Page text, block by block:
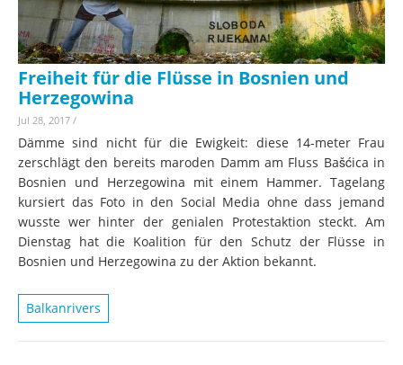
Freiheit für die Flüsse in Bosnien und
Herzegowina
Jul 28, 2017 /
Dämme sind nicht für die Ewigkeit: diese 14-meter Frau
zerschlägt den bereits maroden Damm am Fluss Bašćica in
Bosnien und Herzegowina mit einem Hammer. Tagelang
kursiert das Foto in den Social Media ohne dass jemand
wusste wer hinter der genialen Protestaktion steckt. Am
Dienstag hat die Koalition für den Schutz der Flüsse in
Bosnien und Herzegowina zu der Aktion bekannt.
Balkanrivers